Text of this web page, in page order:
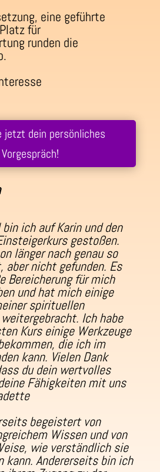
eine geführte
für
runden die
jetzt dein persönliches
Vorgespräch!
bin ich auf Karin und den
gestoßen.
länger nach genau so
aber nicht gefunden. Es
Bereicherung für mich
und hat mich einige
spirituellen
Ich habe
Kurs einige Werkzeuge
die ich im
kann. Vielen Dank
du dein wertvolles
Fähigkeiten mit uns
begeistert von
Wissen und von
wie verständlich sie
kann. Andererseits bin ich